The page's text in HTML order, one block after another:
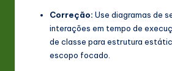
Correção: Use diagramas de
interações em tempo de
de classe para estrutura
escopo focado.